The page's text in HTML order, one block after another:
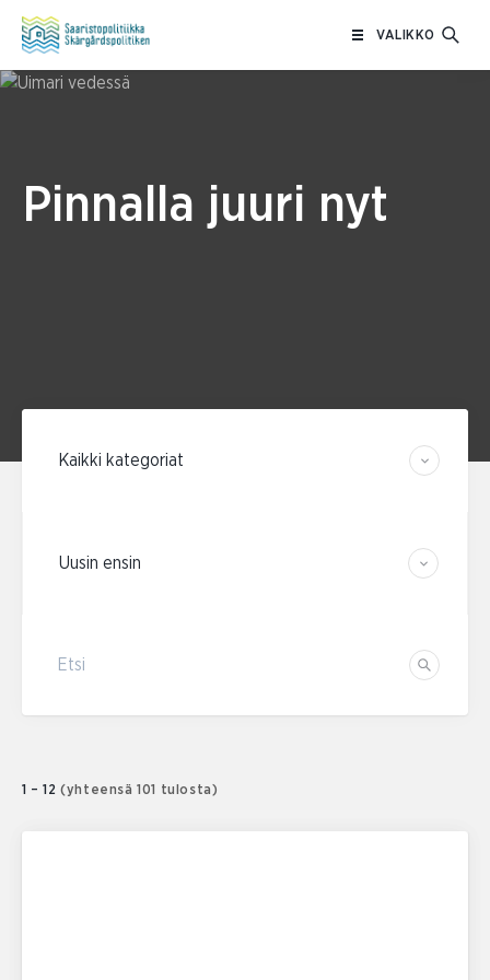
VALIKKO
Pinnalla juuri nyt
Etsi
1 – 12 (yhteensä 101 tulosta)